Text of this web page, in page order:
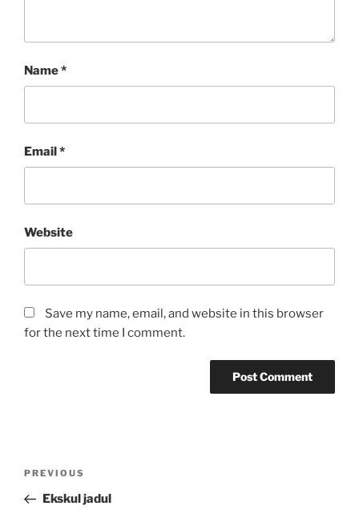
Name*
Email*
Website
Save my name, email, and website in this browser
for the next time I comment.
Previous
Post
PREVIOUS
Ekskul jadul